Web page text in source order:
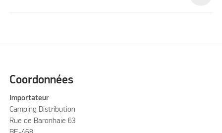
Coordonnées
Importateur
Camping Distribution
Rue de Baronhaie 63